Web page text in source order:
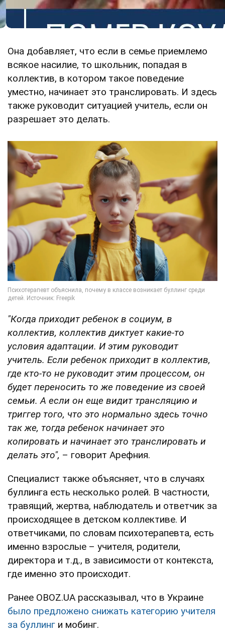
Она добавляет, что если в семье приемлемо
всякое насилие, то школьник, попадая в
коллектив, в котором такое поведение
уместно, начинает это транслировать. И здесь
также руководит ситуацией учитель, если он
разрешает это делать.
"Когда приходит ребенок в социум, в
коллектив, коллектив диктует какие-то
условия адаптации. И этим руководит
учитель. Если ребенок приходит в коллектив,
где кто-то не руководит этим процессом, он
будет переносить то же поведение из своей
семьи. А если он еще видит трансляцию и
триггер того, что это нормально здесь точно
так же, тогда ребенок начинает это
копировать и начинает это транслировать и
делать это", – говорит Арефния.
Специалист также объясняет, что в случаях
буллинга есть несколько ролей. В частности,
травящий, жертва, наблюдатель и ответчик за
происходящее в детском коллективе. И
ответчиками, по словам психотерапевта, есть
именно взрослые – учителя, родители,
директора и т.д., в зависимости от контекста,
где именно это происходит.
Ранее OBOZ.UA рассказывал, что в Украине
было предложено снижать категорию учителя
за буллинг и мобинг.